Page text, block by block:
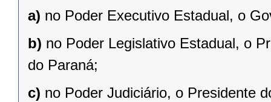
a) no Poder Executivo Estadual, o
b) no Poder Legislativo Estadual, o
do Paraná;
c) no Poder Judiciário, o Presidente